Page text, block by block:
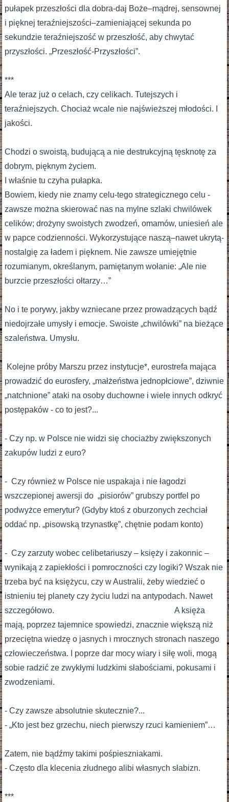
pułapek przeszłości dla dobra-daj Boże–mądrej, sensownej
i pięknej teraźniejszości–zamieniającej sekunda po
sekundzie teraźniejszość w przeszłość, aby chwytać
przyszłości. „Przeszłość-Przyszłości”.
***
Ale teraz już o celach, czy celikach. Tutejszych i
teraźniejszych. Chociaż wcale nie najświeższej młodości. I
jakości.
Chodzi o swoistą, budującą a nie destrukcyjną tęsknotę za
dobrym, pięknym życiem.
I właśnie tu czyha pułapka.
Bowiem, kiedy nie znamy celu-tego strategicznego celu -
zawsze można skierować nas na mylne szlaki chwilówek
celików; drożyny swoistych zwodzeń, omamów, uniesień ale
w papce codzienności. Wykorzystujące naszą–nawet ukrytą-
nostalgię za ładem i pięknem. Nie zawsze umiejętnie
rozumianym, określanym, pamiętanym wołanie: „Ale nie
burzcie przeszłości ołtarzy…”
No i te porywy, jakby wzniecane przez prowadzących bądź
niedojrzałe umysły i emocje. Swoiste „chwilówki” na bieżące
szaleństwa. Umysłu.
Kolejne próby Marszu przez instytucje*, eurostrefa mająca
prowadzić do eurosfery, „małżeństwa jednopłciowe”, dziwnie
„natchnione” ataki na osoby duchowne i wiele innych odkryć
postępaków - co to jest?...
- Czy np. w Polsce nie widzi się chociażby zwiększonych
zakupów ludzi z euro?
- Czy również w Polsce nie uspakaja i nie łagodzi
wszczepionej awersji do „pisiorów” grubszy portfel po
podwyżce emerytur? (Gdyby ktoś z oburzonych zechciał
oddać np. „pisowską trzynastkę”, chętnie podam konto)
- Czy zarzuty wobec celibetariuszy – księży i zakonnic –
wynikają z zapiekłości i pomroczności czy logiki? Wszak nie
trzeba być na księżycu, czy w Australii, żeby wiedzieć o
istnieniu tej planety czy życiu ludzi na antypodach. Nawet
szczegółowo. A księża
mają, poprzez tajemnice spowiedzi, znacznie większą niż
przeciętna wiedzę o jasnych i mrocznych stronach naszego
człowieczeństwa. I poprze dar mocy wiary i siłę woli, mogą
sobie radzić ze zwykłymi ludzkimi słabościami, pokusami i
zwodzeniami.
- Czy zawsze absolutnie skutecznie?...
- „Kto jest bez grzechu, niech pierwszy rzuci kamieniem”…
Zatem, nie bądźmy takimi pośpieszniakami.
- Często dla klecenia złudnego alibi własnych słabizn.
***